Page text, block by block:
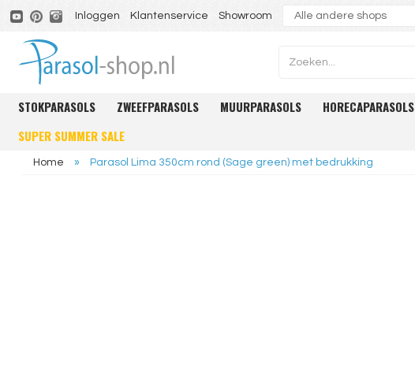
Inloggen Klantenservice Showroom
STOKPARASOLS ZWEEFPARASOLS MUURPARASOLS HORECAPARASOLS
SUPER SUMMER SALE
Home » Parasol Lima 350cm rond (Sage green) met bedrukking